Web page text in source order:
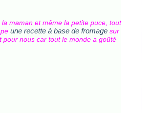
maman et même la petite puce, tout
une recette à base de fromage sur
nous car tout le monde a goûté